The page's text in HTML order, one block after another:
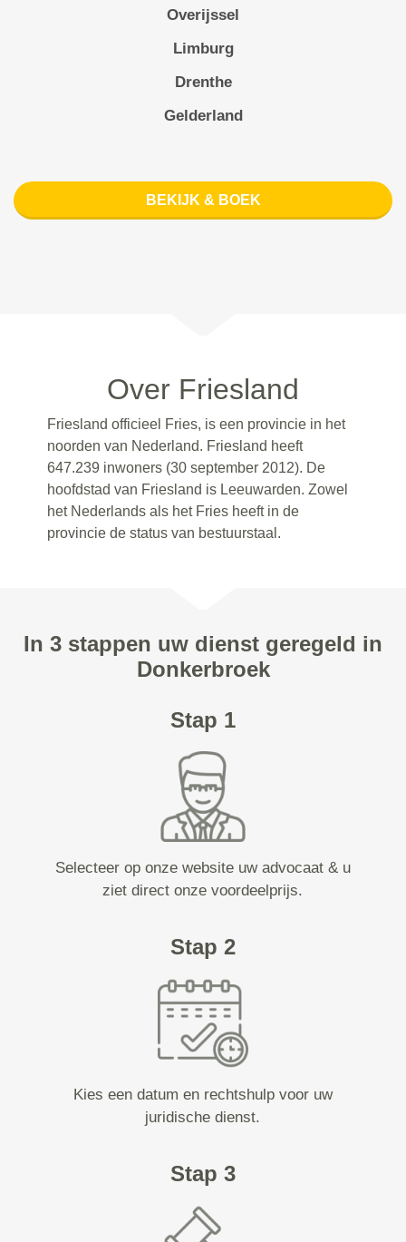
Overijssel
Limburg
Drenthe
Gelderland
BEKIJK & BOEK
Over Friesland
Friesland officieel Fries, is een provincie in het
noorden van Nederland. Friesland heeft
647.239 inwoners (30 september 2012). De
hoofdstad van Friesland is Leeuwarden. Zowel
het Nederlands als het Fries heeft in de
provincie de status van bestuurstaal.
In 3 stappen uw dienst geregeld in
Donkerbroek
Stap 1
Selecteer op onze website uw advocaat & u
ziet direct onze voordeelprijs.
Stap 2
Kies een datum en rechtshulp voor uw
juridische dienst.
Stap 3